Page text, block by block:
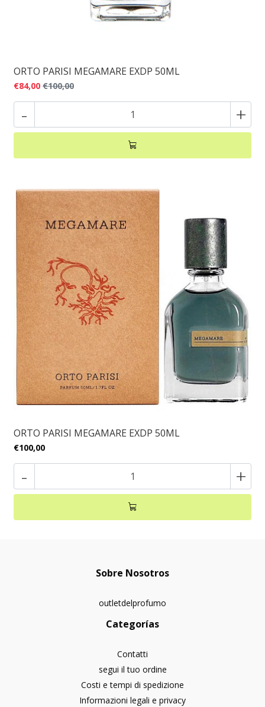
ORTO PARISI MEGAMARE EXDP 50ML
€84,00 €100,00
- +
ORTO PARISI MEGAMARE EXDP 50ML
€100,00
- +
Sobre Nosotros
outletdelprofumo
Categorías
Contatti
segui il tuo ordine
Costi e tempi di spedizione
Informazioni legali e privacy